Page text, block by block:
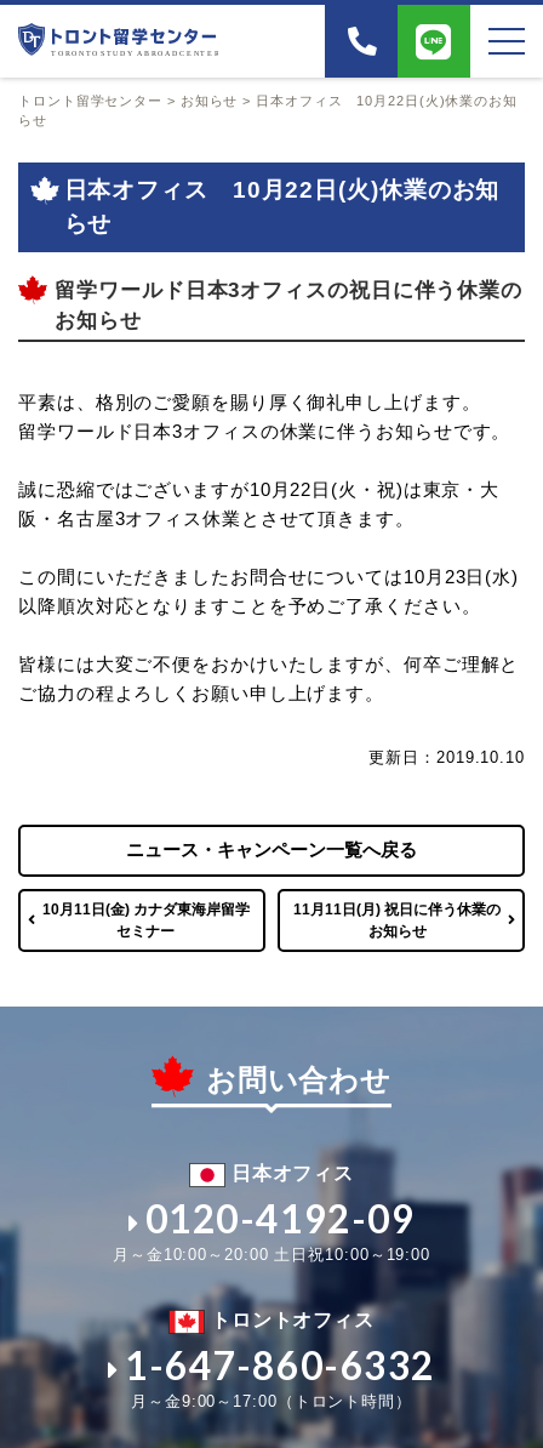
トロント留学センター > お知らせ > 日本オフィス 10月22日(火)休業のお知
らせ
日本オフィス 10月22日(火)休業のお知
らせ
留学ワールド日本3オフィスの祝日に伴う休業の
お知らせ
平素は、格別のご愛願を賜り厚く御礼申し上げます。
留学ワールド日本3オフィスの休業に伴うお知らせです。
誠に恐縮ではございますが10月22日(火・祝)は東京・大
阪・名古屋3オフィス休業とさせて頂きます。
この間にいただきましたお問合せについては10月23日(水)
以降順次対応となりますことを予めご了承ください。
皆様には大変ご不便をおかけいたしますが、何卒ご理解と
ご協力の程よろしくお願い申し上げます。
更新日：2019.10.10
10月11日(金) カナダ東海岸留学
セミナー
ニュース・キャンペーン一覧へ戻る
11月11日(月) 祝日に伴う休業の
お知らせ
お問い合わせ
日本オフィス
0120-4192-09
月～金10:00～20:00 土日祝10:00～19:00
トロントオフィス
1-647-860-6332
月～金9:00～17:00（トロント時間）